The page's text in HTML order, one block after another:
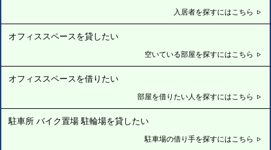
入居者を探すにはこちら
オフィススペースを貸したい
空いている部屋を探すにはこちら
オフィススペースを借りたい
部屋を借りたい人を探すにはこちら
駐車所 バイク置場 駐輪場を貸したい
駐車場の借り手を探すにはこちら